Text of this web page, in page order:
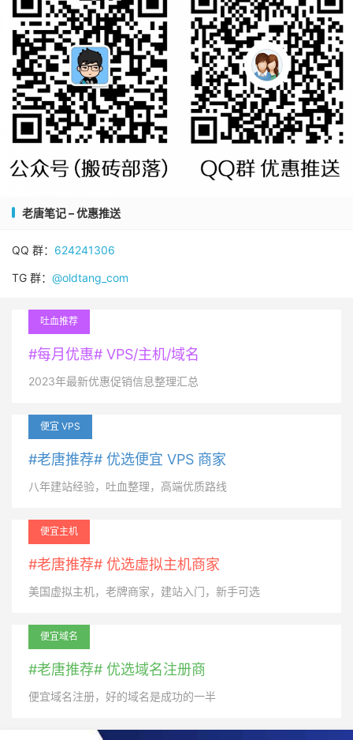
老唐笔记 – 优惠推送
QQ 群： 624241306
TG 群： @oldtang_com
吐血推荐
#每月优惠# VPS/主机/域名
2023年最新优惠促销信息整理汇总
便宜 VPS
#老唐推荐# 优选便宜 VPS 商家
八年建站经验，吐血整理，高端优质路线
便宜主机
#老唐推荐# 优选虚拟主机商家
美国虚拟主机，老牌商家，建站入门，新手可选
便宜域名
#老唐推荐# 优选域名注册商
便宜域名注册，好的域名是成功的一半